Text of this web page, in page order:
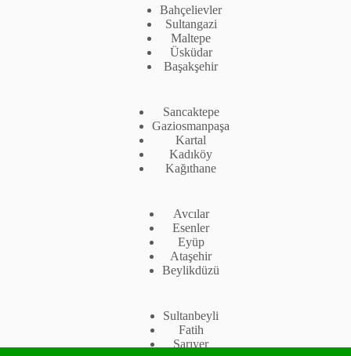
Bahçelievler
Sultangazi
Maltepe
Üsküdar
Başakşehir
Sancaktepe
Gaziosmanpaşa
Kartal
Kadıköy
Kağıthane
Avcılar
Esenler
Eyüp
Ataşehir
Beylikdüzü
Sultanbeyli
Fatih
Sarıyer